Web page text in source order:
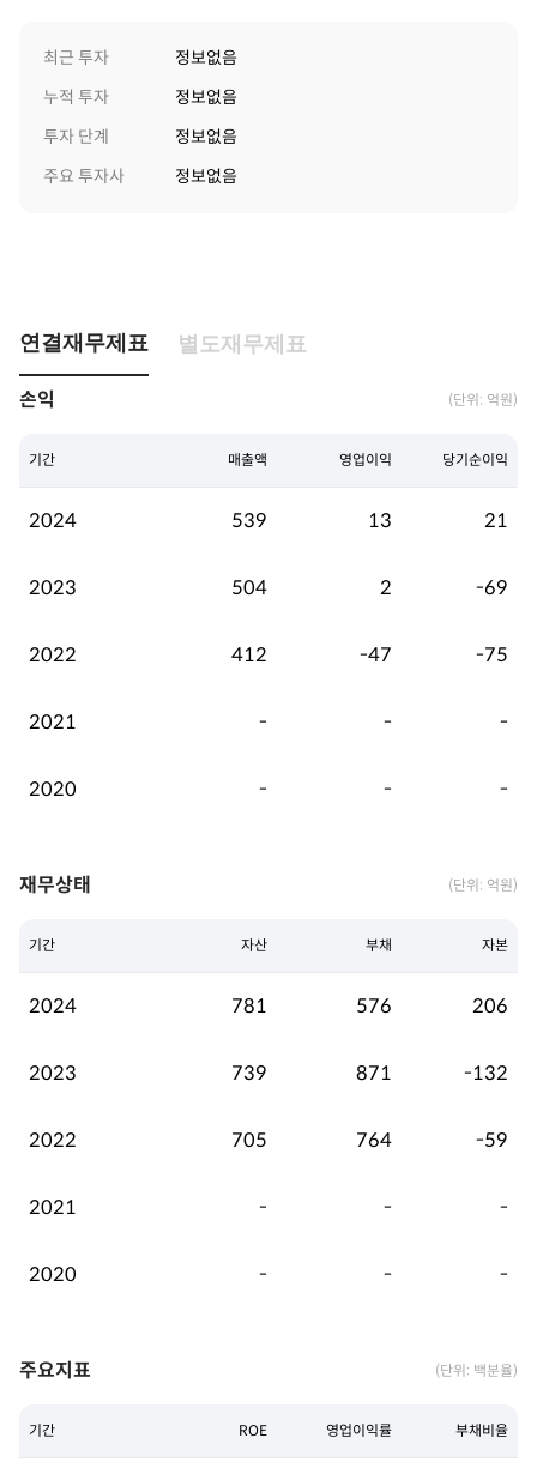
최근 투자
정보없음
누적 투자
정보없음
투자 단계
정보없음
주요 투자사
정보없음
연결재무제표 별도재무제표
손익 (단위: 억원)
기간 매출액 영업이익 당기순이익
2024 539 13 21
2023 504 2 -69
2022 412 -47 -75
2021 - - -
2020 - - -
재무상태 (단위: 억원)
기간 자산 부채 자본
2024 781 576 206
2023 739 871 -132
2022 705 764 -59
2021 - - -
2020 - - -
주요지표 (단위: 백분율)
기간 ROE 영업이익률 부채비율